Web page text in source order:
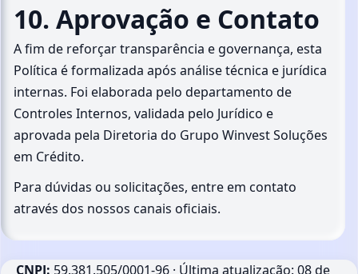
10. Aprovação e Contato
A fim de reforçar transparência e governança, esta
Política é formalizada após análise técnica e jurídica
internas. Foi elaborada pelo departamento de
Controles Internos, validada pelo Jurídico e
aprovada pela Diretoria do Grupo Winvest Soluções
em Crédito.
Para dúvidas ou solicitações, entre em contato
através dos nossos canais oficiais.
CNPJ: 59.381.505/0001-96 · Última atualização:08 de